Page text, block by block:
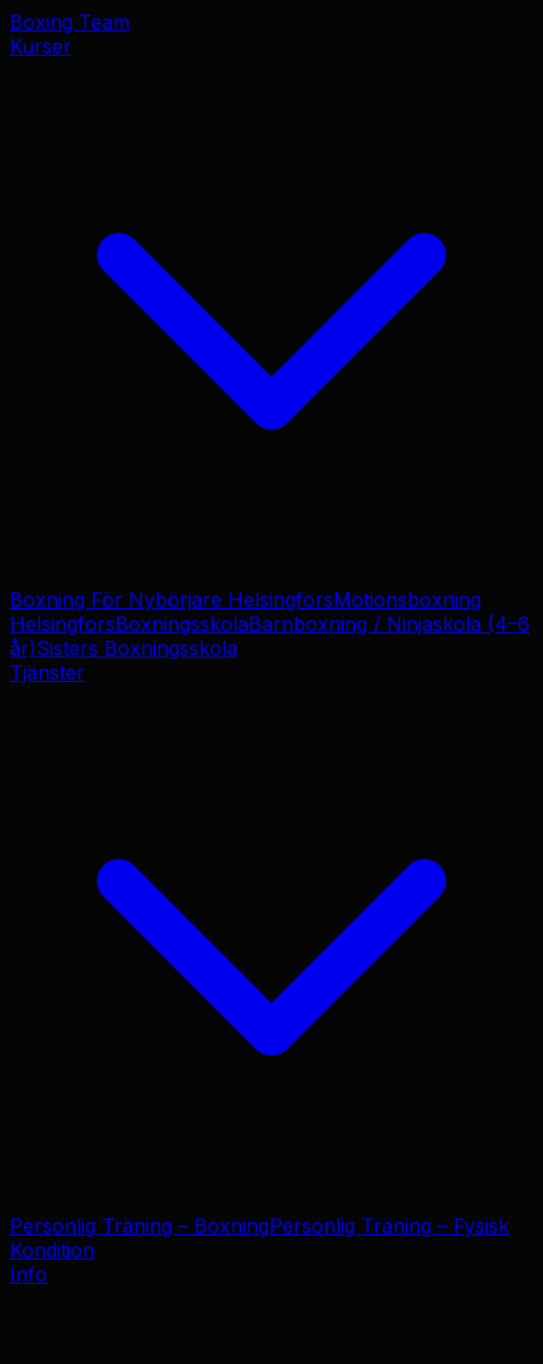
Boxing Team
Kurser
Boxning För Nybörjare HelsingforsMotionsboxning
HelsingforsBoxningsskolaBarnboxning / Ninjaskola (4–6
år)Sisters Boxningsskola
Tjänster
Personlig Träning – BoxningPersonlig Träning – Fysisk
Kondition
Info